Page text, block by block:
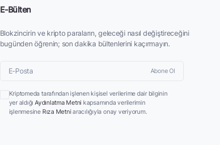
E-Bülten
Blokzincirin ve kripto paraların, geleceği nasıl değiştireceğini
bugünden öğrenin; son dakika bültenlerini kaçırmayın.
Abone Ol
Kriptomeda tarafından işlenen kişisel verilerime dair bilginin
yer aldığıAydınlatma Metni kapsamında verilerimin
işlenmesine Rıza Metniaracılığıyla onay veriyorum.